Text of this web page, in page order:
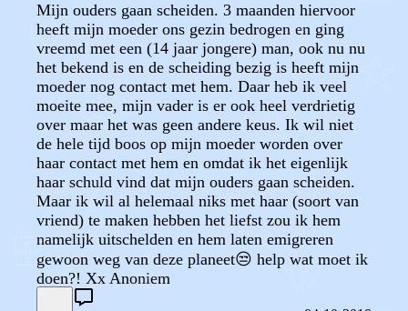
Mijn ouders gaan scheiden. 3 maanden hiervoor
heeft mijn moeder ons gezin bedrogen en ging
vreemd met een (14 jaar jongere) man, ook nu nu
het bekend is en de scheiding bezig is heeft mijn
moeder nog contact met hem. Daar heb ik veel
moeite mee, mijn vader is er ook heel verdrietig
over maar het was geen andere keus. Ik wil niet
de hele tijd boos op mijn moeder worden over
haar contact met hem en omdat ik het eigenlijk
haar schuld vind dat mijn ouders gaan scheiden.
Maar ik wil al helemaal niks met haar (soort van
vriend) te maken hebben het liefst zou ik hem
namelijk uitschelden en hem laten emigreren
gewoon weg van deze planeet😒 help wat moet ik
doen?! Xx Anoniem